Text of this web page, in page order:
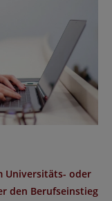
Universitäts- oder
den Berufseinstieg